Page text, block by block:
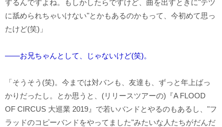
するんですよね。もしかしたらですけど、曲を出すときに"テツ
に舐められちゃいけない"とかもあるのかもって、今初めて思っ
たけど(笑)」
――お兄ちゃんとして、じゃないけど(笑)。
「そうそう(笑)。今までは対バンも、友達も、ずっと年上ばっ
かりだったし。とか思うと、(リリースツアーの)『A FLOOD
OF CIRCUS 大巡業 2019』で若いバンドとやるのもあるし、"フ
ラッドのコピーバンドをやってました"みたいな人たちがだんだ